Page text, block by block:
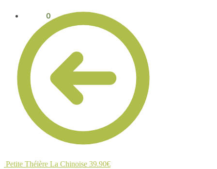
0
Petite Théière La Chinoise 39.90€